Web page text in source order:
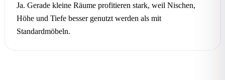
Ja. Gerade kleine Räume profitieren stark, weil Nischen,
Höhe und Tiefe besser genutzt werden als mit
Standardmöbeln.